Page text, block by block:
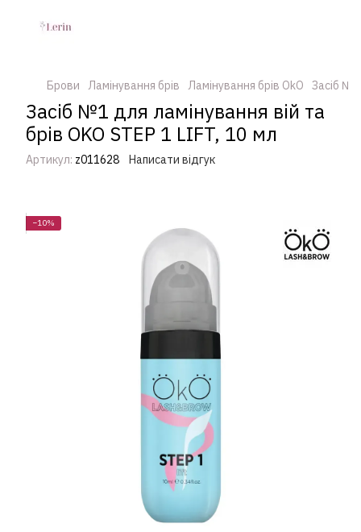
Брови Ламінування брів Ламінування брів OkO Засіб №1
Засіб №1 для ламінування вій та
брів OKO STEP 1 LIFT, 10 мл
Артикул: z011628 Написати відгук
−10%